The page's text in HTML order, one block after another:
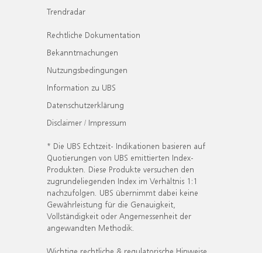
Trendradar
Rechtliche Dokumentation
Bekanntmachungen
Nutzungsbedingungen
Information zu UBS
Datenschutzerklärung
Disclaimer / Impressum
* Die UBS Echtzeit- Indikationen basieren auf
Quotierungen von UBS emittierten Index-
Produkten. Diese Produkte versuchen den
zugrundeliegenden Index im Verhältnis 1:1
nachzufolgen. UBS übernimmt dabei keine
Gewährleistung für die Genauigkeit,
Vollständigkeit oder Angemessenheit der
angewandten Methodik.